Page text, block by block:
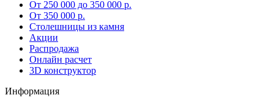
От 250 000 до 350 000 р.
От 350 000 р.
Столешницы из камня
Акции
Распродажа
Онлайн расчет
3D конструктор
Информация